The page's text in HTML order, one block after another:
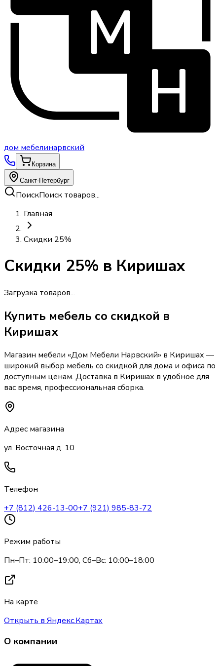
дом мебелинарвский
Корзина
Санкт-Петербург
ПоискПоиск товаров...
Главная
Скидки 25%
Скидки 25% в Киришах
Загрузка товаров...
Купить мебель со скидкой в
Киришах
Магазин мебели «Дом Мебели Нарвский» в Киришах —
широкий выбор мебель со скидкой для дома и офиса по
доступным ценам. Доставка в Киришах в удобное для
вас время, профессиональная сборка.
Адрес магазина
ул. Восточная д. 10
Телефон
+7 (812) 426-13-00+7 (921) 985-83-72
Режим работы
Пн–Пт: 10:00–19:00, Сб–Вс: 10:00–18:00
На карте
Открыть в Яндекс.Картах
О компании